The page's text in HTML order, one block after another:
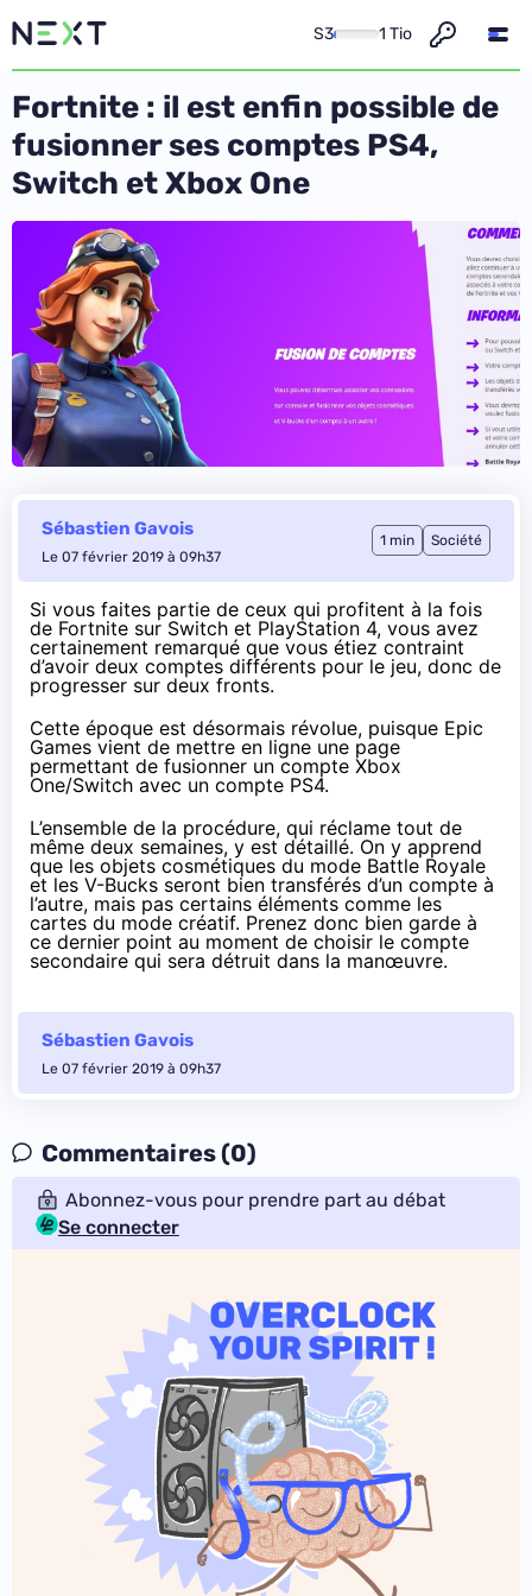
S3 1 Tio
Fortnite : il est enfin possible de
fusionner ses comptes PS4,
Switch et Xbox One
Sébastien Gavois
Le 07 février 2019 à 09h37
1 min Société
Si vous faites partie de ceux qui profitent à la fois
de Fortnite sur Switch et PlayStation 4, vous avez
certainement remarqué que vous étiez contraint
d’avoir deux comptes différents pour le jeu, donc de
progresser sur deux fronts.
Cette époque est désormais révolue, puisque Epic
Games vient de mettre en ligne une page
permettant de fusionner un compte Xbox
One/Switch avec un compte PS4.
L’ensemble de la procédure, qui réclame tout de
même deux semaines, y est détaillé. On y apprend
que les objets cosmétiques du mode Battle Royale
et les V-Bucks seront bien transférés d’un compte à
l’autre, mais pas certains éléments comme les
cartes du mode créatif. Prenez donc bien garde à
ce dernier point au moment de choisir le compte
secondaire qui sera détruit dans la manœuvre.
Sébastien Gavois
Le 07 février 2019 à 09h37
Commentaires (0)
Abonnez-vous pour prendre part au débat
Se connecter